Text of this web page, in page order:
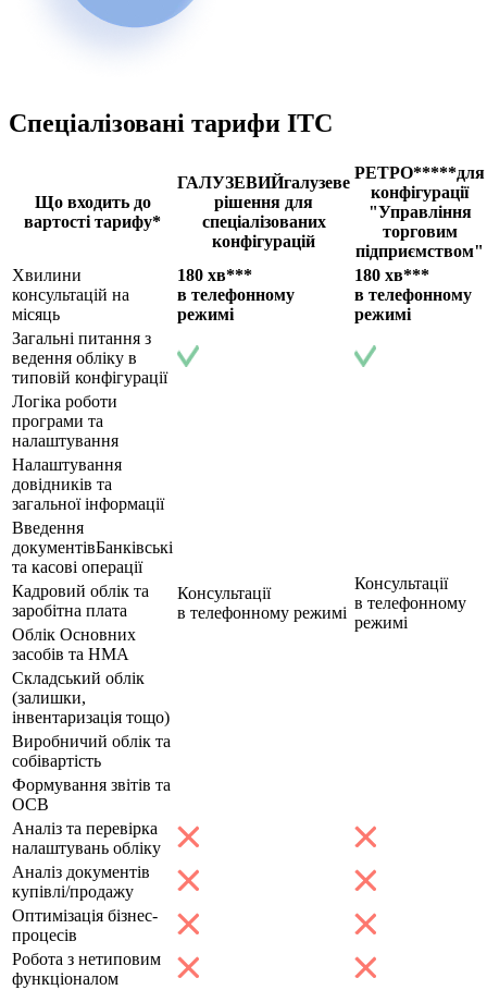
Спеціалізовані тарифи ІТС
Що входить до
вартості тарифу*
ГАЛУЗЕВИЙгалузеве
рішення для
спеціалізованих
конфігурацій
РЕТРО*****для
конфігурації
"Управління
торговим
підприємством"
Хвилини
консультацій на
місяць
180 хв***
в телефонному
режимі
180 хв***
в телефонному
режимі
Загальні питання з
ведення обліку в
типовій конфігурації
Логіка роботи
програми та
налаштування
Консультації
в телефонному режимі
Консультації
в телефонному
режимі
Налаштування
довідників та
загальної інформації
Введення
документівБанківські
та касові операції
Кадровий облік та
заробітна плата
Облік Основних
засобів та НМА
Складський облік
(залишки,
інвентаризація тощо)
Виробничий облік та
собівартість
Формування звітів та
ОСВ
Аналіз та перевірка
налаштувань обліку
Аналіз документів
купівлі/продажу
Оптимізація бізнес-
процесів
Робота з нетиповим
функціоналом